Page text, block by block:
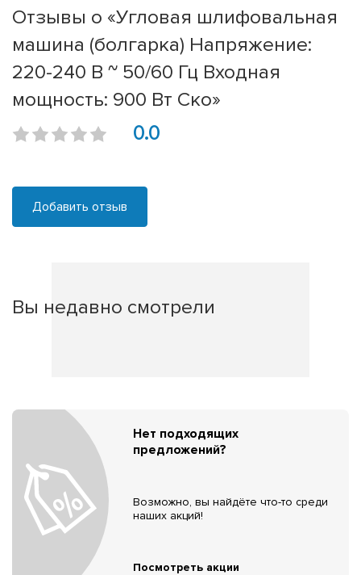
Отзывы о «Угловая шлифовальная
машина (болгарка) Напряжение:
220-240 В ~ 50/60 Гц Входная
мощность: 900 Вт Ско»
0.0
Добавить отзыв
Вы недавно смотрели
Нет подходящих
предложений?
Возможно, вы найдёте что-то среди
наших акций!
Посмотреть акции